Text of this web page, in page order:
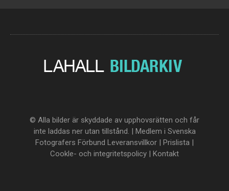
© Alla bilder är skyddade av upphovsrätten och får
inte laddas ner utan tillstånd. | Medlem i Svenska
Fotografers Förbund Leveransvillkor | Prislista |
Cookle- och integritetspolicy | Kontakt